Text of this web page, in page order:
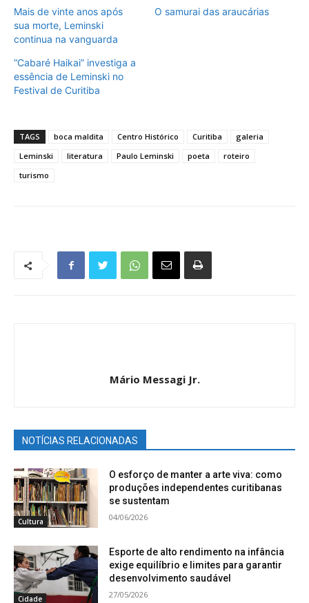
Mais de vinte anos após
sua morte, Leminski
continua na vanguarda
O samurai das araucárias
“Cabaré Haikai” investiga a
essência de Leminski no
Festival de Curitiba
TAGS boca maldita Centro Histórico Curitiba
galeria
Leminski
literatura Paulo Leminski poeta
roteiro
turismo
Mário Messagi Jr.
NOTÍCIAS RELACIONADAS
Cultura
O esforço de manter a arte viva: como
produções independentes curitibanas
se sustentam
04/06/2026
Cidade
Esporte de alto rendimento na infância
exige equilíbrio e limites para garantir
desenvolvimento saudável
27/05/2026